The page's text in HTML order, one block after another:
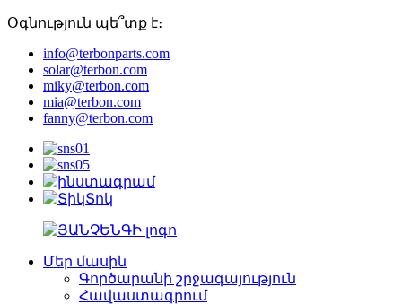
Օգնություն պե՞տք է։
info@terbonparts.com
solar@terbon.com
miky@terbon.com
mia@terbon.com
fanny@terbon.com
Մեր մասին
Գործարանի շրջագայություն
Հավաստագրում